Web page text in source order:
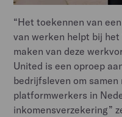
“Het toekennen van
van werken helpt bij het
maken van deze
United is een oproep
bedrijfsleven om
platformwerkers in
inkomensverzekering”